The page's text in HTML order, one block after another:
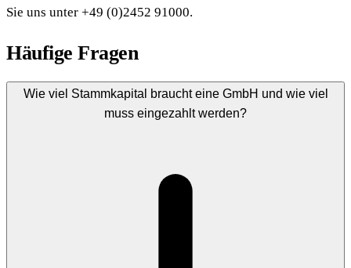
Sie uns unter +49 (0)2452 91000.
Häufige Fragen
Wie viel Stammkapital braucht eine GmbH und wie viel
muss eingezahlt werden?